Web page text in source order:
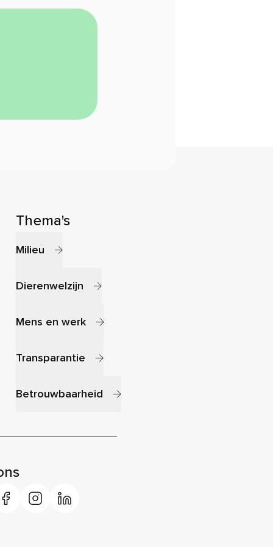
Thema's
Milieu
Dierenwelzijn
Mens en werk
Transparantie
Betrouwbaarheid